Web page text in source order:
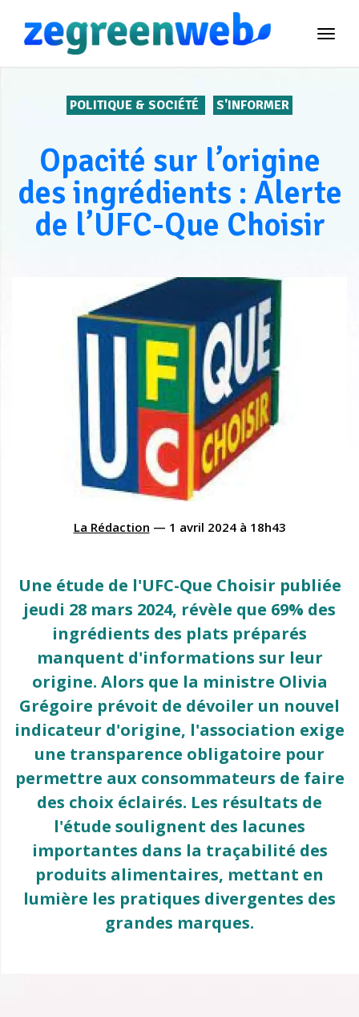
POLITIQUE & SOCIÉTÉ S'INFORMER
Opacité sur l’origine
des ingrédients : Alerte
de l’UFC-Que Choisir
La Rédaction — 1 avril 2024à 18h43
Une étude de l'UFC-Que Choisir publiée
jeudi 28 mars 2024, révèle que 69% des
ingrédients des plats préparés
manquent d'informations sur leur
origine. Alors que la ministre Olivia
Grégoire prévoit de dévoiler un nouvel
indicateur d'origine, l'association exige
une transparence obligatoire pour
permettre aux consommateurs de faire
des choix éclairés. Les résultats de
l'étude soulignent des lacunes
importantes dans la traçabilité des
produits alimentaires, mettant en
lumière les pratiques divergentes des
grandes marques.